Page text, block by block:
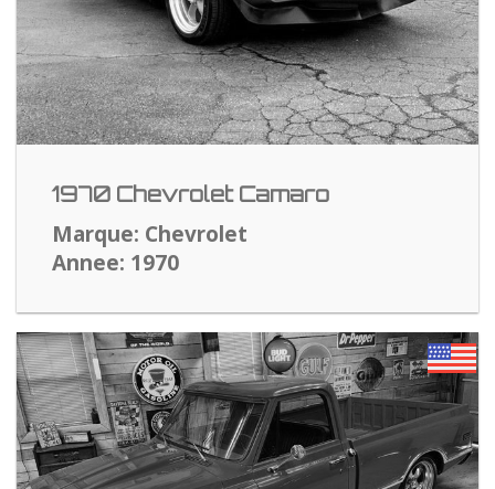
1970 Chevrolet Camaro
Marque: Chevrolet
Annee: 1970